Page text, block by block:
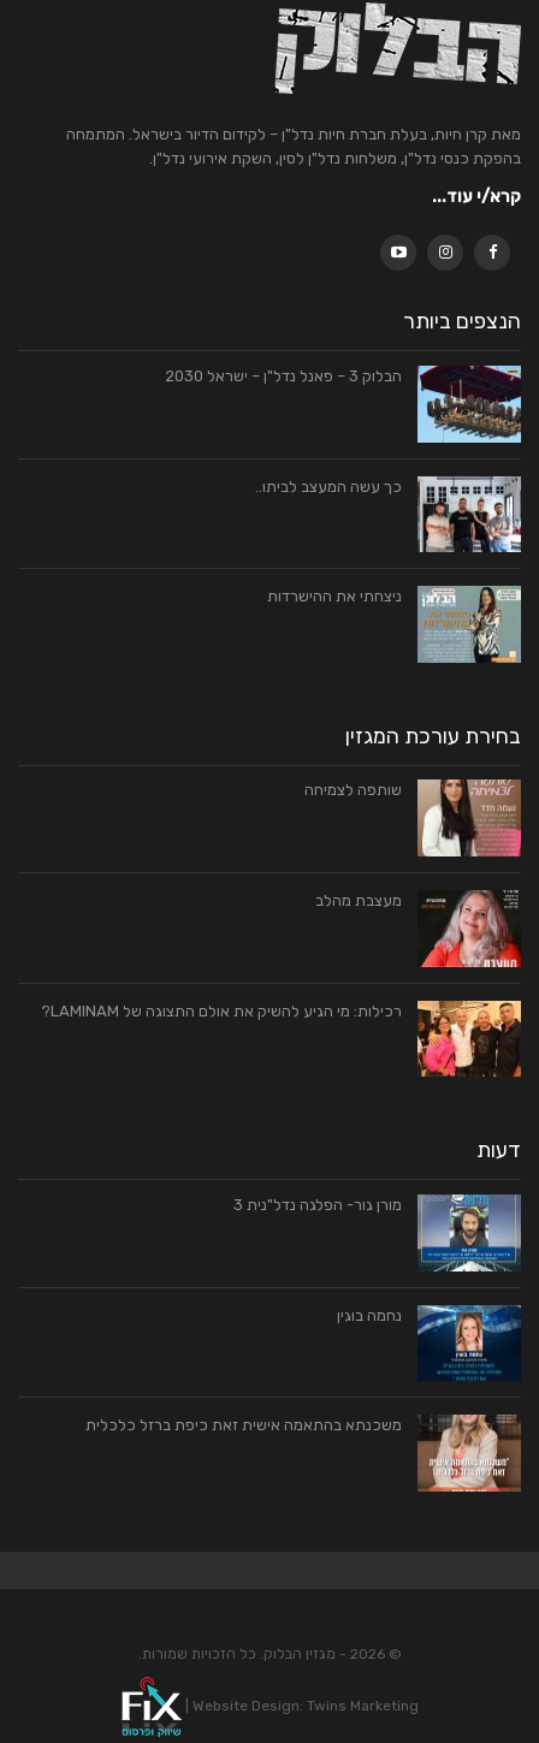
מאת קרן חיות, בעלת חברת חיות נדל"ן – לקידום הדיור בישראל. המתמחה
בהפקת כנסי נדל"ן, משלחות נדל"ן לסין, השקת אירועי נדל"ן.
קרא/י עוד...
הנצפים ביותר
הבלוק 3 – פאנל נדל"ן – ישראל 2030
כך עשה המעצב לביתו..
ניצחתי את ההישרדות
בחירת עורכת המגזין
שותפה לצמיחה
מעצבת מהלב
רכילות: מי הגיע להשיק את אולם התצוגה של LAMINAM?
דעות
מורן גור- הפלגה נדל"נית 3
נחמה בוגין
משכנתא בהתאמה אישית זאת כיפת ברזל כלכלית
© 2026 - מגזין הבלוק. כל הזכויות שמורות.
Website Design: Twins Marketing